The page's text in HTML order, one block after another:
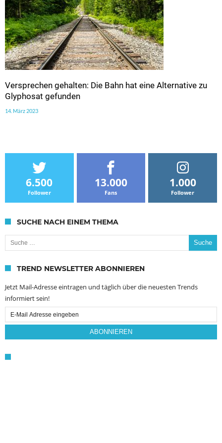
Versprechen gehalten: Die Bahn hat eine Alternative zu
Glyphosat gefunden
14. März 2023
6.500
Follower
13.000
Fans
1.000
Follower
SUCHE NACH EINEM THEMA
Suche nach:
TREND NEWSLETTER ABONNIEREN
Jetzt Mail-Adresse eintragen und täglich über die neuesten Trends
informiert sein!
Email
Subscription
ABONNIEREN